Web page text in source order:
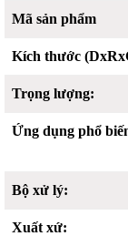
Mã sản phẩm
Kích thước
Trọng lượng:
Ứng dụng phổ
Bộ xử lý:
Xuất xứ: